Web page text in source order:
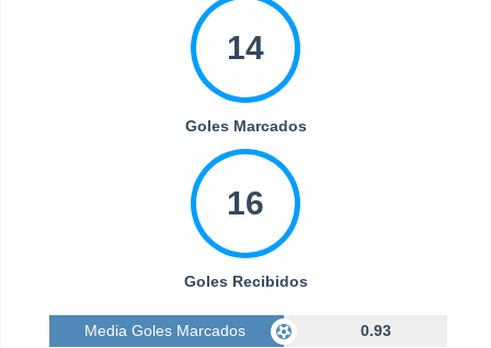
14
Goles Marcados
16
Goles Recibidos
Media Goles Marcados 0.93